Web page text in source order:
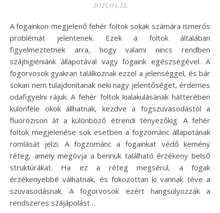
2025.03.22.
A fogainkon megjelenő fehér foltok sokak számára ismerős
problémát jelentenek. Ezek a foltok általában
figyelmeztetnek arra, hogy valami nincs rendben
szájhigiéniánk állapotával vagy fogaink egészségével. A
fogorvosok gyakran találkoznak ezzel a jelenséggel, és bár
sokan nem tulajdonítanak neki nagy jelentőséget, érdemes
odafigyelni rájuk. A fehér foltok kialakulásának hátterében
különféle okok állhatnak, kezdve a fogszuvasodástól a
fluorózison át a különböző étrendi tényezőkig. A fehér
foltok megjelenése sok esetben a fogzománc állapotának
romlását jelzi. A fogzománc a fogainkat védő kemény
réteg, amely megóvja a bennük található érzékeny belső
struktúrákat. Ha ez a réteg megsérül, a fogak
érzékenyebbé válhatnak, és fokozottan ki vannak téve a
szuvasodásnak. A fogorvosok ezért hangsúlyozzák a
rendszeres szájápolást…